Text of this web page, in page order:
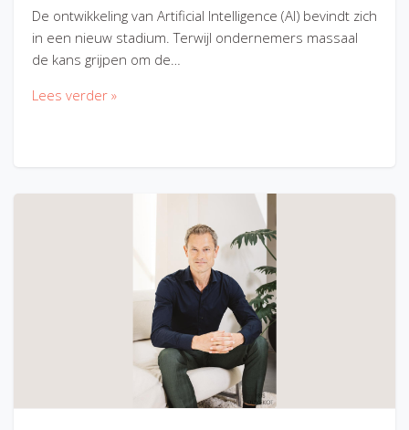
De ontwikkeling van Artificial Intelligence (AI) bevindt zich
in een nieuw stadium. Terwijl ondernemers massaal
de kans grijpen om de…
Lees verder »